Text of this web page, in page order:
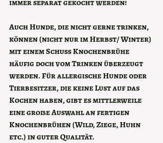
immer separat gekocht werden!
Auch Hunde, die nicht gerne trinken,
können (nicht nur im Herbst/ Winter)
mit einem Schuss Knochenbrühe
häufig doch vom Trinken überzeugt
werden. Für allergische Hunde oder
Tierbesitzer, die keine Lust auf das
Kochen haben, gibt es mittlerweile
eine große Auswahl an fertigen
Knochenbrühen (Wild, Ziege, Huhn
etc.) in guter Qualität.